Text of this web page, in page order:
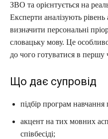
ЗВО та орієнтується на
Експерти аналізують рівень
визначити персональні
словацьку мову. Це
до чого готуватися в першу
Що дає супровід
підбір програм навчання
акцент на тих мовних
співбесіді;